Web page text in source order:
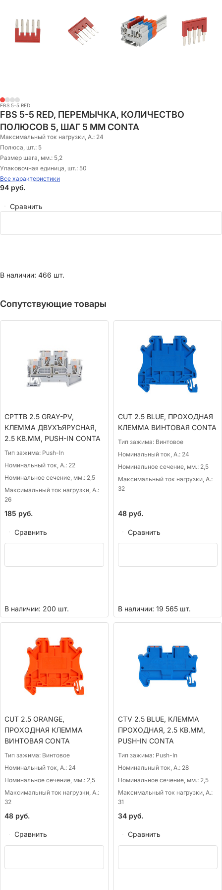
FBS 5-5 RED
FBS 5-5 RED, ПЕРЕМЫЧКА, КОЛИЧЕСТВО
ПОЛЮСОВ 5, ШАГ 5 ММ CONTA
Максимальный ток нагрузки, А.: 24
Полюса, шт.: 5
Размер шага, мм.: 5,2
Упаковочная единица, шт.: 50
Все характеристики
94 руб.
Сравнить
В наличии: 466 шт.
Сопутствующие товары
CPTTB 2.5 GRAY-PV,
КЛЕММА ДВУХЪЯРУСНАЯ,
2.5 КВ.ММ, PUSH-IN CONTA
Тип зажима: Push-In
Номинальный ток, А.: 22
Номинальное сечение, мм.: 2,5
Максимальный ток нагрузки, А.:
26
185 руб.
Сравнить
В наличии: 200 шт.
CUT 2.5 BLUE, ПРОХОДНАЯ
КЛЕММА ВИНТОВАЯ CONTA
Тип зажима: Винтовое
Номинальный ток, А.: 24
Номинальное сечение, мм.: 2,5
Максимальный ток нагрузки, А.:
32
48 руб.
Сравнить
В наличии: 19 565 шт.
CUT 2.5 ORANGE,
ПРОХОДНАЯ КЛЕММА
ВИНТОВАЯ CONTA
Тип зажима: Винтовое
Номинальный ток, А.: 24
Номинальное сечение, мм.: 2,5
Максимальный ток нагрузки, А.:
32
48 руб.
Сравнить
CTV 2.5 BLUE, КЛЕММА
ПРОХОДНАЯ, 2.5 КВ.ММ,
PUSH-IN CONTA
Тип зажима: Push-In
Номинальный ток, А.: 28
Номинальное сечение, мм.: 2,5
Максимальный ток нагрузки, А.:
31
34 руб.
Сравнить